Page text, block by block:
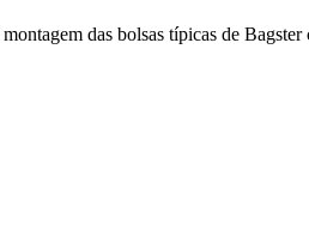
das bolsas típicas de